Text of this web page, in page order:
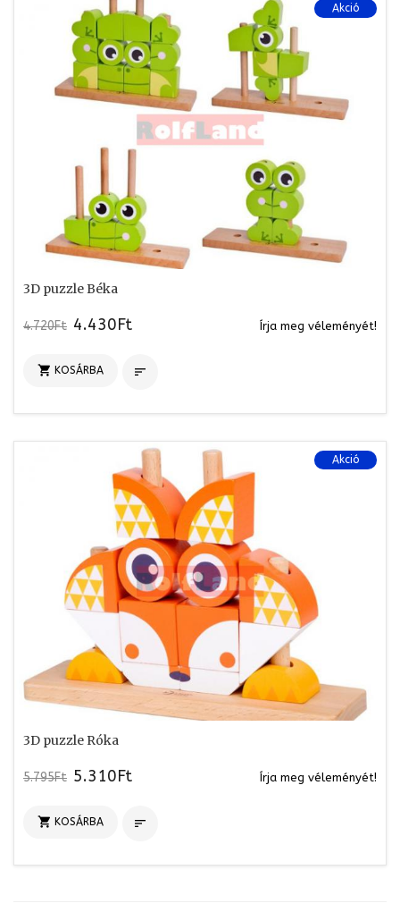
Akció
3D puzzle Béka
4.720Ft 4.430Ft Írja meg véleményét!
 KOSÁRBA 
Akció
3D puzzle Róka
5.795Ft 5.310Ft Írja meg véleményét!
 KOSÁRBA 